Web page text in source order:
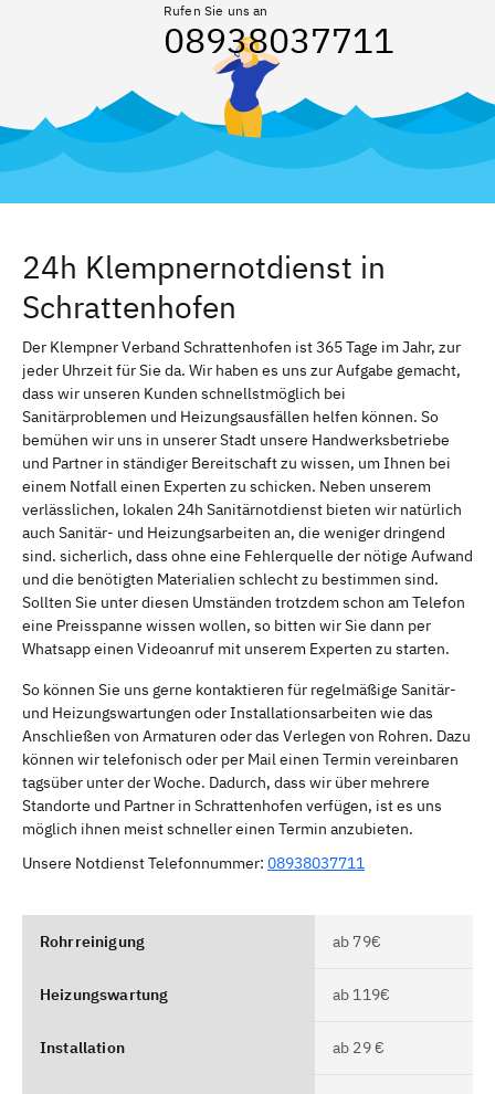
Rufen Sie uns an
08938037711
24h Klempnernotdienst in
Schrattenhofen
Der Klempner Verband Schrattenhofen ist 365 Tage im Jahr, zur
jeder Uhrzeit für Sie da. Wir haben es uns zur Aufgabe gemacht,
dass wir unseren Kunden schnellstmöglich bei
Sanitärproblemen und Heizungsausfällen helfen können. So
bemühen wir uns in unserer Stadt unsere Handwerksbetriebe
und Partner in ständiger Bereitschaft zu wissen, um Ihnen bei
einem Notfall einen Experten zu schicken. Neben unserem
verlässlichen, lokalen 24h Sanitärnotdienst bieten wir natürlich
auch Sanitär- und Heizungsarbeiten an, die weniger dringend
sind. sicherlich, dass ohne eine Fehlerquelle der nötige Aufwand
und die benötigten Materialien schlecht zu bestimmen sind.
Sollten Sie unter diesen Umständen trotzdem schon am Telefon
eine Preisspanne wissen wollen, so bitten wir Sie dann per
Whatsapp einen Videoanruf mit unserem Experten zu starten.
So können Sie uns gerne kontaktieren für regelmäßige Sanitär-
und Heizungswartungen oder Installationsarbeiten wie das
Anschließen von Armaturen oder das Verlegen von Rohren. Dazu
können wir telefonisch oder per Mail einen Termin vereinbaren
tagsüber unter der Woche. Dadurch, dass wir über mehrere
Standorte und Partner in Schrattenhofen verfügen, ist es uns
möglich ihnen meist schneller einen Termin anzubieten.
Unsere Notdienst Telefonnummer: 08938037711
Rohrreinigung ab 79€
Heizungswartung ab 119€
Installation ab 29 €